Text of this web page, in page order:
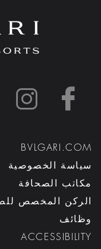
BVLGARI.COM
سياسة الخصوصية
مكاتب الصحافة
الركن المخصص
وظائف
ACCESSIBILITY